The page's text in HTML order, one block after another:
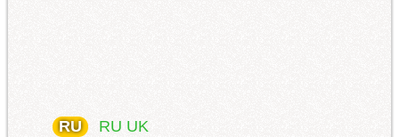
RU RU UK